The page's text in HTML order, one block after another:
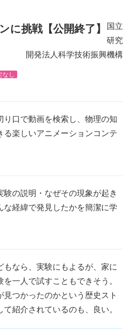
に挑戦【公開終了】
国立
研究
開発法人科学技術振興機構
なし
り口で動画を検索し、物理の知
る楽しいアニメーションコンテ
験の説明・なぜその現象が起き
な経緯で発見したかを簡潔に学
なら、 実験にもよるが、家に
を一人で試すこともできそう。
見つかったのかという歴史スト
て紹介されているのも、良い。